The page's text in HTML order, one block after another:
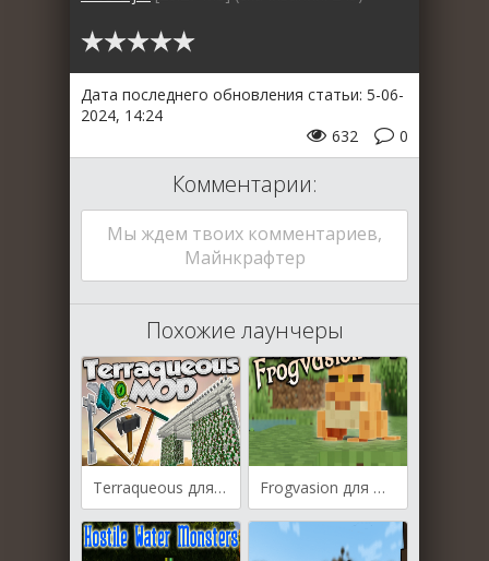
Дата последнего обновления статьи: 5-06-
2024, 14:24
0
632
Комментарии:
Мы ждем твоих комментариев,
Майнкрафтер
Похожие лаунчеры
Terraqueous для Майнкрафт [1.20.4, 1.20.2] Frogvasion для Майнкрафт [1.20.4, 1.20.1, 1.19.3]